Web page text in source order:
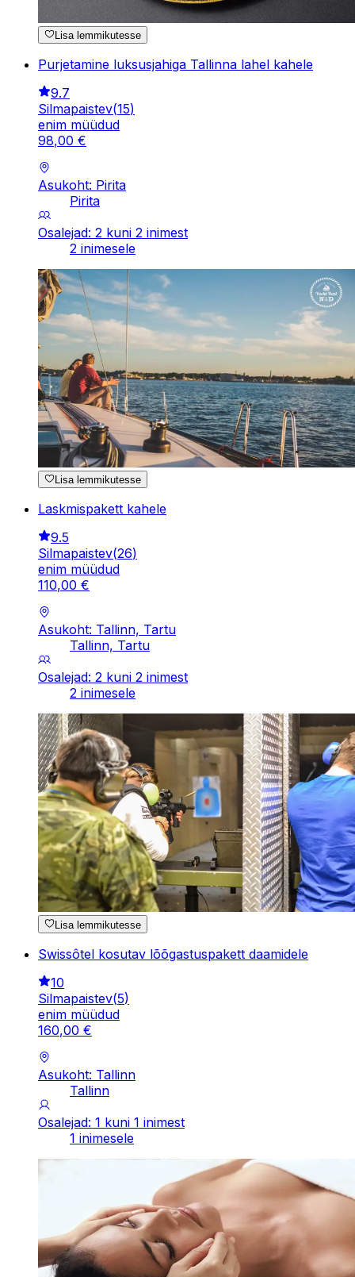
Lisa lemmikutesse
Purjetamine luksusjahiga Tallinna lahel kahele
9.7
Silmapaistev(15)
enim müüdud
98,00 €
Asukoht: Pirita
Pirita
Osalejad: 2 kuni 2 inimest
2 inimesele
Lisa lemmikutesse
Laskmispakett kahele
9.5
Silmapaistev(26)
enim müüdud
110,00 €
Asukoht: Tallinn, Tartu
Tallinn, Tartu
Osalejad: 2 kuni 2 inimest
2 inimesele
Lisa lemmikutesse
Swissôtel kosutav lõõgastuspakett daamidele
10
Silmapaistev(5)
enim müüdud
160,00 €
Asukoht: Tallinn
Tallinn
Osalejad: 1 kuni 1 inimest
1 inimesele